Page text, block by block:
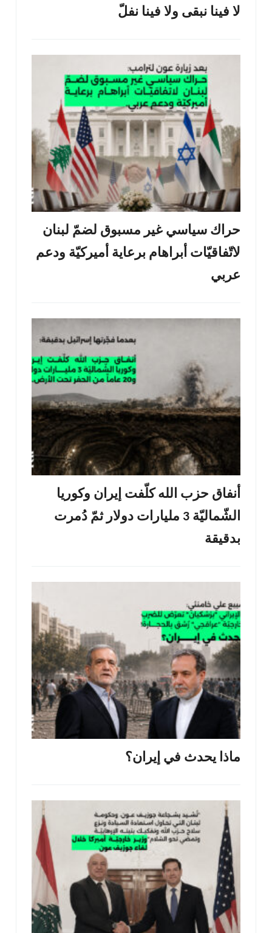
لا فينا نبقى ولا فينا نفلّ
حراك سياسي غير مسبوق لضمّ لبنان
لاتّفاقيّات أبراهام برعاية أميركيّة ودعم
عربي
أنفاق حزب الله كلّفت إيران وكوريا
الشّماليّة 3 مليارات دولار ثمّ دُمرت
بدقيقة
ماذا يحدث في إيران؟